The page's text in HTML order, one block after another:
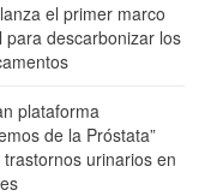
el primer marco
para descarbonizar los
plataforma
de la Próstata”
urinarios en